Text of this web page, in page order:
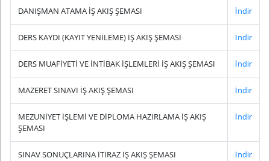
DANIŞMAN ATAMA İŞ AKIŞ ŞEMASI İndir
DERS KAYDI (KAYIT YENİLEME) İŞ AKIŞ ŞEMASI İndir
DERS MUAFİYETİ VE İNTİBAK İŞLEMLERİ İŞ AKIŞ ŞEMASI İndir
MAZERET SINAVI İŞ AKIŞ ŞEMASI İndir
MEZUNİYET İŞLEMİ VE DİPLOMA HAZIRLAMA İŞ AKIŞ
ŞEMASI
İndir
SINAV SONUÇLARINA İTİRAZ İŞ AKIŞ ŞEMASI İndir